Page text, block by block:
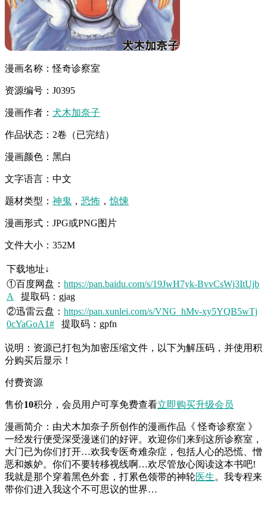
漫画名称：怪奇诊察室
资源编号：J0395
漫画作者： 犬木加奈子
作品状态：2卷（已完结）
漫画颜色：黑白
文字语言：中文
题材类型： 神鬼 ， 恐怖 ，惊悚
漫画形式：JPG或PNG图片
文件大小：352M
下载地址↓
①百度网盘： https://pan.baidu.com/s/19JwH7yk-BvvCsWj3ItUjb
A
提取码：gjag
②迅雷云盘： https://pan.xunlei.com/s/VNG_hMv-xy5YQB5wTj
0cYaGoA1# 提取码：gpfn
说明：资源已打包为加密压缩文件，以下为解压码，并使用积
分购买后显示！
付费资源
售价10积分 ，会员用户可享免费查看立即购买升级会员
漫画简介：由犬木加奈子所创作的漫画作品《 怪奇诊察室 》
一经发行便受深受漫迷们的好评。欢迎你们来到这所诊察室，
大门已为你们打开…欢我专医奇难杂症，包括人心的恐慌、憎
恶和嫉妒。你们不要转移视线啊…欢尽管放心阅读这本书吧!
我就是那个穿着黑色外套，打累色领带的神轮医生。我专程来
带你们进入我这个不可思议的世界…